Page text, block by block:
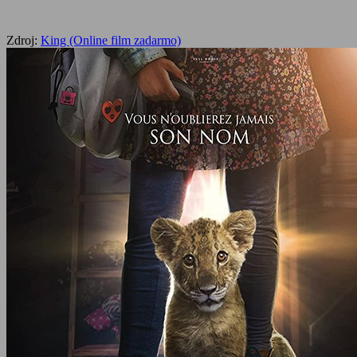
Zdroj: King (Online film zadarmo)